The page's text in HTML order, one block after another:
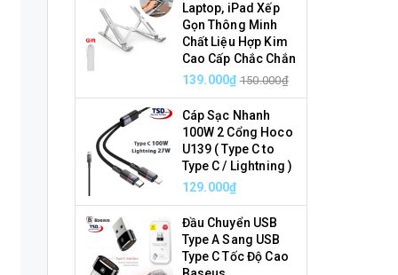
Laptop, iPad Xếp
Gọn Thông Minh
Chất Liệu Hợp Kim
Cao Cấp Chắc Chắn
139.000₫ 150.000₫
Cáp Sạc Nhanh
100W 2 Cổng Hoco
U139 ( Type C to
Type C / Lightning )
129.000₫
Đầu Chuyển USB
Type A Sang USB
Type C Tốc Độ Cao